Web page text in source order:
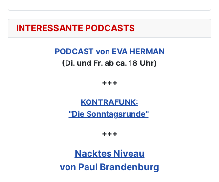
INTERESSANTE PODCASTS
PODCAST von EVA HERMAN
(Di. und Fr. ab ca. 18 Uhr)
+++
KONTRAFUNK:
"Die Sonntagsrunde"
+++
Nacktes Niveau
von Paul Brandenburg